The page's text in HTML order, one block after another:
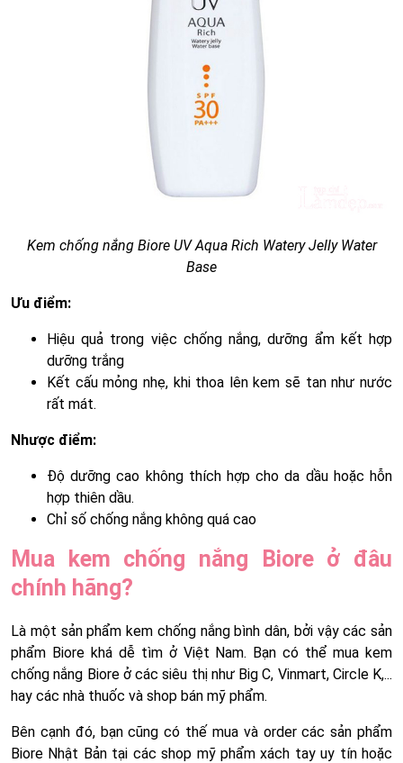
Kem chống nắng Biore UV Aqua Rich Watery Jelly Water
Base
Ưu điểm:
Hiệu quả trong việc chống nắng, dưỡng ẩm kết hợp
dưỡng trắng
Kết cấu mỏng nhẹ, khi thoa lên kem sẽ tan như nước
rất mát.
Nhược điểm:
Độ dưỡng cao không thích hợp cho da dầu hoặc hỗn
hợp thiên dầu.
Chỉ số chống nắng không quá cao
Mua kem chống nắng Biore ở đâu
chính hãng?
Là một sản phẩm kem chống nắng bình dân, bởi vậy các sản
phẩm Biore khá dễ tìm ở Việt Nam. Bạn có thể mua kem
chống nắng Biore ở các siêu thị như Big C, Vinmart, Circle K,...
hay các nhà thuốc và shop bán mỹ phẩm.
Bên cạnh đó, bạn cũng có thế mua và order các sản phẩm
Biore Nhật Bản tại các shop mỹ phẩm xách tay uy tín hoặc